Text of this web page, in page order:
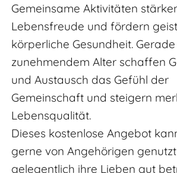
Gemeinsame Aktivitäten
Lebensfreude und fördern
körperliche Gesundheit.
zunehmendem Alter schaffen
und Austausch das Gefühl der
Gemeinschaft und steigern
Lebensqualität.
Dieses kostenlose Angebot
gerne von Angehörigen
gelegentlich ihre Lieben gut